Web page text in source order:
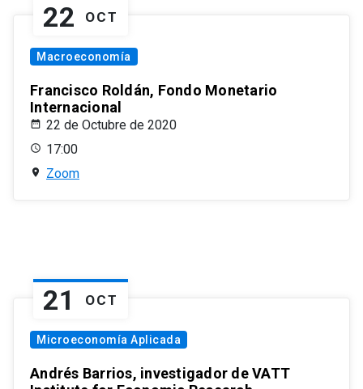
22 OCT
Macroeconomía
Francisco Roldán, Fondo Monetario
Internacional
22 de Octubre de 2020
17:00
Zoom
21 OCT
Microeconomía Aplicada
Andrés Barrios, investigador de VATT